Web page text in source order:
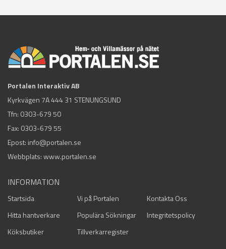
Portalen Interaktiv AB
Kyrkvägen 7A 444 31 STENUNGSUND
Tfn: 0303-679 50
Fax: 0303-679 55
Epost: info@portalen.se
Webbplats: www.portalen.se
INFORMATION
Startsida Vi på Portalen
Kontakta Oss
Hitta hantverkare
Populära Sökningar
Integritetspolicy
Köksbutiker
Tillverkarregister